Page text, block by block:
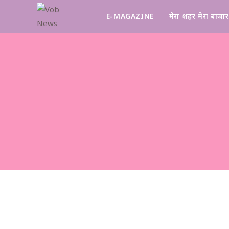
E-MAGAZINE मेरा शहर मेरा बाजार